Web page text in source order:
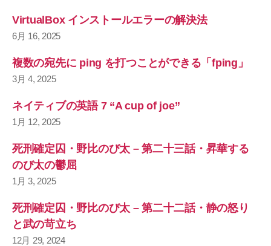
VirtualBox インストールエラーの解決法
6月 16, 2025
複数の宛先に ping を打つことができる「fping」
3月 4, 2025
ネイティブの英語 7 “A cup of joe”
1月 12, 2025
死刑確定囚・野比のび太 – 第二十三話・昇華する
のび太の鬱屈
1月 3, 2025
死刑確定囚・野比のび太 – 第二十二話・静の怒り
と武の苛立ち
12月 29, 2024